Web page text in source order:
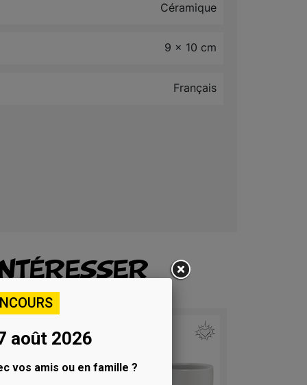
Céramique
9 x 10 cm
Français
août 2026
vos amis ou en famille ?